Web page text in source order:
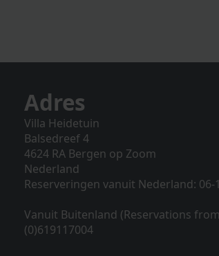
Adres
Villa Heidetuin
Balsedreef 4
4624 RA Bergen op Zoom
Nederland
Reserveringen vanuit Nederland: 06-
Vanuit Buitenland (Reservations
(0)619117004